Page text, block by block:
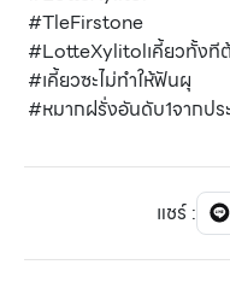
#TleFirstone
#LotteXylitolเคี้ยวทั้งที
#เคี้ยวซะไม่ทำให้ฟันผุ
#หมากฝรั่งอันดับ1จากป
แชร์: